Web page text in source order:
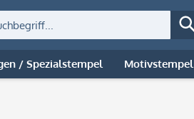
/ Spezialstempel Motivstempel